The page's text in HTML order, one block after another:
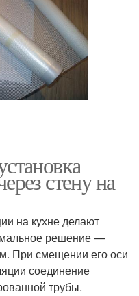
стену на
на кухне делают
решение —
При смещении его оси
соединение
трубы.